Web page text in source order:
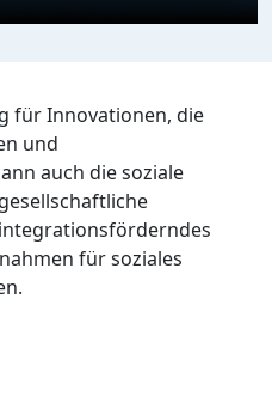
für Innovationen, die
und
auch die soziale
für soziales